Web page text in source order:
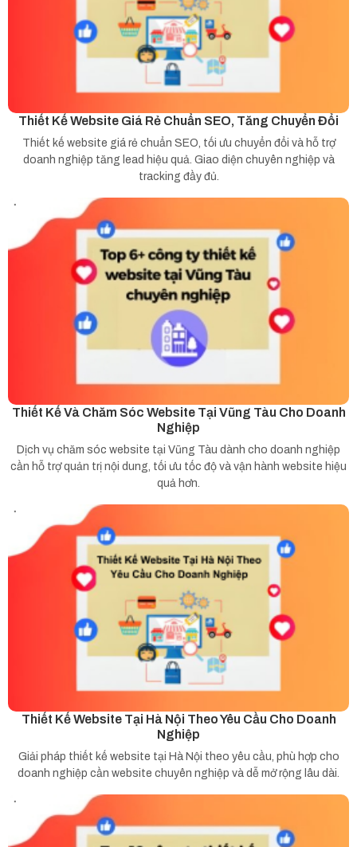
Thiết Kế Website Giá Rẻ Chuẩn SEO, Tăng Chuyển Đổi
Thiết kế website giá rẻ chuẩn SEO, tối ưu chuyển đổi và hỗ trợ
doanh nghiệp tăng lead hiệu quả. Giao diện chuyên nghiệp và
tracking đầy đủ.
Thiết Kế Và Chăm Sóc Website Tại Vũng Tàu Cho Doanh
Nghiệp
Dịch vụ chăm sóc website tại Vũng Tàu dành cho doanh nghiệp
cần hỗ trợ quản trị nội dung, tối ưu tốc độ và vận hành website hiệu
quả hơn.
Thiết Kế Website Tại Hà Nội Theo Yêu Cầu Cho Doanh
Nghiệp
Giải pháp thiết kế website tại Hà Nội theo yêu cầu, phù hợp cho
doanh nghiệp cần website chuyên nghiệp và dễ mở rộng lâu dài.